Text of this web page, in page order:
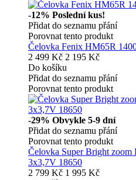
-12% Poslední kus!
Přidat do seznamu přání
Porovnat tento produkt
Čelovka Fenix HM65R
2 499 Kč 2 195 Kč
Do košíku
Přidat do seznamu přání
Porovnat tento produkt
-29% Obvykle 5-9 dní
Přidat do seznamu přání
Porovnat tento produkt
Čelovka Super Bright
3x3,7V 18650
2 799 Kč 1 995 Kč